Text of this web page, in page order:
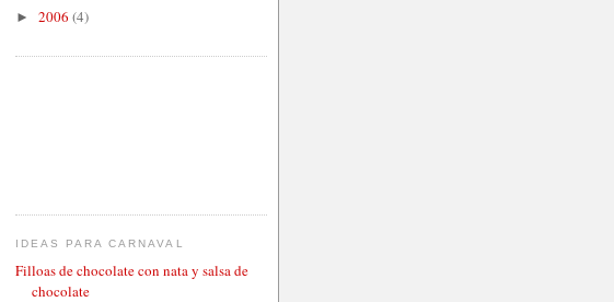
► 2006 (4)
IDEAS PARA CARNAVAL
Filloas de chocolate con nata y salsa de
chocolate